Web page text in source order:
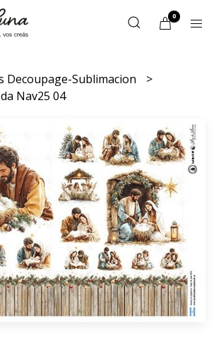
0
Decoupage-Sublimacion
Nav25 04